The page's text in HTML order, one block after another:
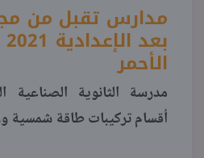
الأحمر
مدرسة الثانوية الصناعية
أقسام تركيبات طاقة شمسية ورياح: